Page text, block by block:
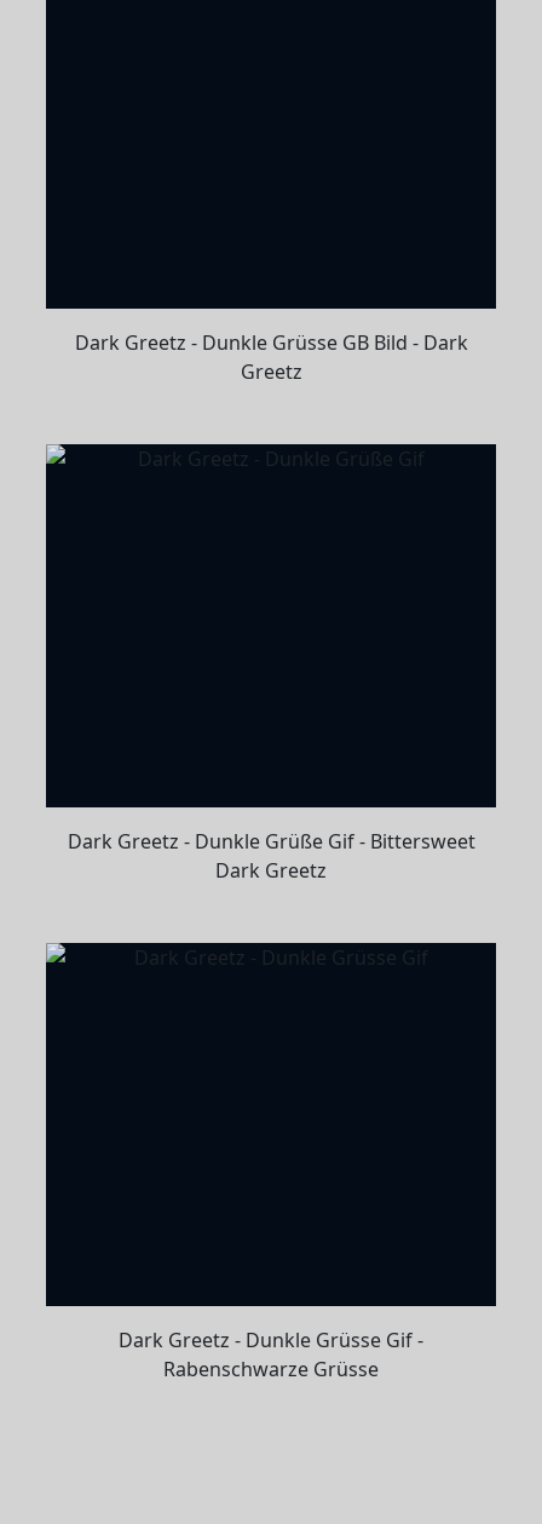
Dark Greetz - Dunkle Grüsse GB Bild - Dark
Greetz
Dark Greetz - Dunkle Grüße Gif - Bittersweet
Dark Greetz
Dark Greetz - Dunkle Grüsse Gif -
Rabenschwarze Grüsse